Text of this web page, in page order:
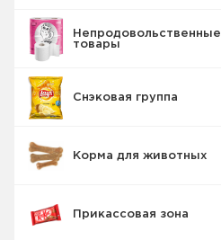
Непродовольственные
товары
Снэковая группа
Корма для животных
Прикассовая зона